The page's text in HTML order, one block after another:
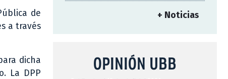
de
a través
dicha
La DPP
+ Noticias
OPINIÓN UBB